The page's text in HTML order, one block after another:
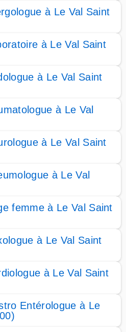
à Le Val Saint
à Le Val Saint
à Le Val Saint
à Le Val
à Le Val Saint
à Le Val
femme à Le Val Saint
à Le Val Saint
à Le Val Saint
Entérologue à Le